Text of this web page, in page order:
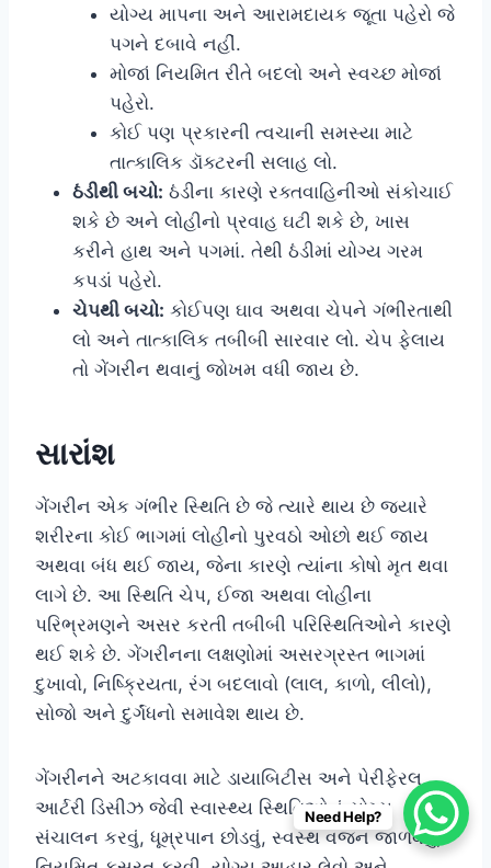
યોગ્ય માપના અને આરામદાયક જૂતા પહેરો જે
પગને દબાવે નહીં.
મોજાં નિયમિત રીતે બદલો અને સ્વચ્છ મોજાં
પહેરો.
કોઈ પણ પ્રકારની ત્વચાની સમસ્યા માટે
તાત્કાલિક ડૉક્ટરની સલાહ લો.
ઠંડીથી બચો: ઠંડીના કારણે રક્તવાહિનીઓ સંકોચાઈ
શકે છે અને લોહીનો પ્રવાહ ઘટી શકે છે, ખાસ
કરીને હાથ અને પગમાં. તેથી ઠંડીમાં યોગ્ય ગરમ
કપડાં પહેરો.
ચેપથી બચો: કોઈપણ ઘાવ અથવા ચેપને ગંભીરતાથી
લો અને તાત્કાલિક તબીબી સારવાર લો. ચેપ ફેલાય
તો ગેંગરીન થવાનું જોખમ વધી જાય છે.
સારાંશ
ગેંગરીન એક ગંભીર સ્થિતિ છે જે ત્યારે થાય છે જ્યારે
શરીરના કોઈ ભાગમાં લોહીનો પુરવઠો ઓછો થઈ જાય
અથવા બંધ થઈ જાય, જેના કારણે ત્યાંના કોષો મૃત થવા
લાગે છે. આ સ્થિતિ ચેપ, ઈજા અથવા લોહીના
પરિભ્રમણને અસર કરતી તબીબી પરિસ્થિતિઓને કારણે
થઈ શકે છે. ગેંગરીનના લક્ષણોમાં અસરગ્રસ્ત ભાગમાં
દુખાવો, નિષ્ક્રિયતા, રંગ બદલાવો (લાલ, કાળો, લીલો),
સોજો અને દુર્ગંધનો સમાવેશ થાય છે.
ગેંગરીનને અટકાવવા માટે ડાયાબિટીસ અને પેરીફેરલ
આર્ટરી ડિસીઝ જેવી સ્વાસ્થ્ય સ્થિતિઓનું યોગ્ય
સંચાલન કરવું, ધૂમ્રપાન છોડવું, સ્વસ્થ વજન જાળવવું,
Need Help?